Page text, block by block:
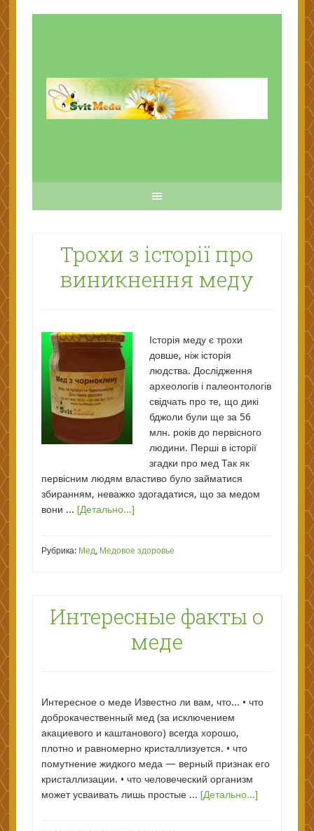
Трохи з історії про
виникнення меду
Історія меду є трохи
довше, ніж історія
людства. Дослідження
археологів і палеонтологів
свідчать про те, що дикі
бджоли були ще за 56
млн. років до первісного
людини. Перші в історії
згадки про мед Так як
первісним людям властиво було займатися
збиранням, неважко здогадатися, що за медом
вони ... [Детально...]
Рубрика: Мед, Медовое здоровье
Интересные факты о
меде
Интересное о меде Известно ли вам, что... • что
доброкачественный мед (за исключением
акациевого и каштанового) всегда хорошо,
плотно и равномерно кристаллизуется. • что
помутнение жидкого меда — верный признак его
кристаллизации. • что человеческий организм
может усваивать лишь простые ... [Детально...]